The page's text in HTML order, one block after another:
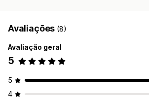
Avaliações (8)
Avaliação geral
5
5
4